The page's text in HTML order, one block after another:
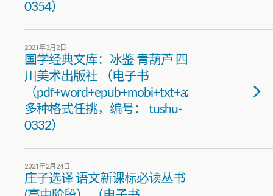
0354）
2021年3月2日
国学经典文库：冰鉴 青葫芦 四
川美术出版社 （电子书
（pdf+word+epub+mobi+txt+azw3）
多种格式任挑，编号： tushu-
0332）
2021年2月24日
庄子选译 语文新课标必读丛书